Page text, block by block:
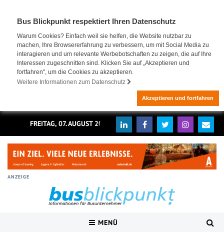
Bus Blickpunkt respektiert Ihren Datenschutz
Warum Cookies? Einfach weil sie helfen, die Website nutzbar zu
machen, Ihre Browsererfahrung zu verbessern, um mit Social Media zu
interagieren und um relevante Werbebotschaften zu zeigen, die auf Ihre
Interessen zugeschnitten sind. Klicken Sie auf „Akzeptieren und
fortfahren", um die Cookies zu akzeptieren.
Weitere Informationen zum Datenschutz
Akzeptieren und fortfahren
FREITAG, 07. AUGUST 2026
ANZEIGE
MENÜ